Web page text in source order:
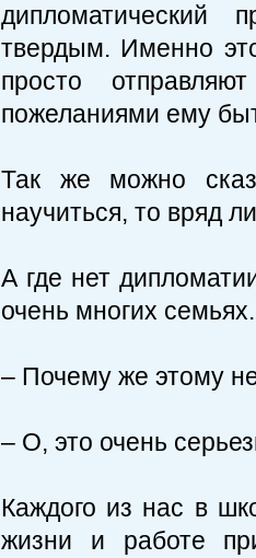
дипломатический
твердым. Именно
просто
пожеланиями ему
Так же можно
научиться, то вряд
А где нет
очень многих семьях.
– Почему же этому
– О, это очень
Каждого из нас в
жизни и работе